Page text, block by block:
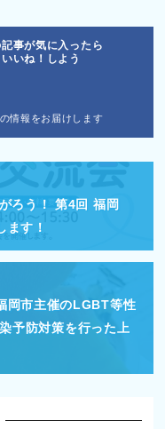
記事が気に入ったら
いいね！しよう
情報をお届けします
ろう！ 第4回 福岡
ます！
岡市主催のLGBT等性
予防対策を行った上